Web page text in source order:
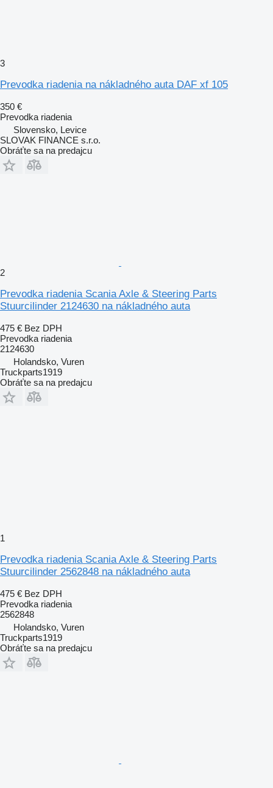
3
Prevodka riadenia na nákladného auta DAF xf 105
350 €
Prevodka riadenia
Slovensko, Levice
SLOVAK FINANCE s.r.o.
Obráťte sa na predajcu
2
Prevodka riadenia Scania Axle & Steering Parts
Stuurcilinder 2124630 na nákladného auta
475 € Bez DPH
Prevodka riadenia
2124630
Holandsko, Vuren
Truckparts1919
Obráťte sa na predajcu
1
Prevodka riadenia Scania Axle & Steering Parts
Stuurcilinder 2562848 na nákladného auta
475 € Bez DPH
Prevodka riadenia
2562848
Holandsko, Vuren
Truckparts1919
Obráťte sa na predajcu